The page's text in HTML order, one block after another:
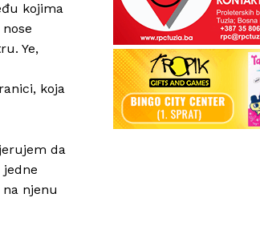
kojima
Ye,
koja
da
njenu